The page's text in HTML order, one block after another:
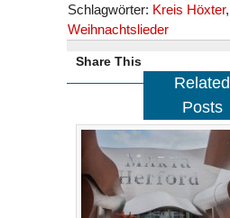
Schlagwörter: Kreis Höxter,
Weihnachtslieder
Share This
Related
Posts